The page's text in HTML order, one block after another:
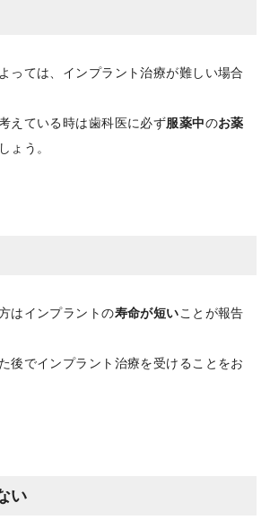
っては、インプラント治療が難しい場合
えている時は歯科医に必ず服薬中のお薬
ょう。
はインプラントの寿命が短いことが報告
後でインプラント治療を受けることをお
い